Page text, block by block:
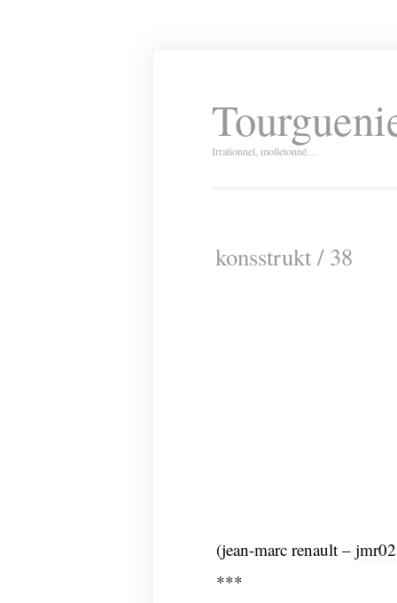
Irrationnel, molletonné…
konsstrukt / 38
(jean-marc renault –
***